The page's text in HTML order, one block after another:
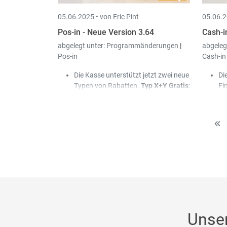
05.06.2025 • von Eric Pint
Pos-in - Neue Version 3.64
abgelegt unter: Programmänderungen |
Pos-in
Die Kasse unterstützt jetzt zwei neue
Typen von Rabatten. Typ X+Y Gratis:
Cash-
Cash-in